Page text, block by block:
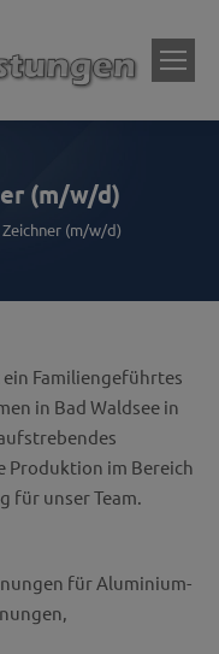
(m/w/d)
Zeichner (m/w/d)
Familiengeführtes
in Bad Waldsee in
Produktion im Bereich
für unser Team.
für Aluminium-